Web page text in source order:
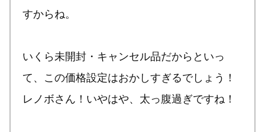
すからね。
いくら未開封・キャンセル品だからといっ
て、この価格設定はおかしすぎるでしょう！
レノボさん！いやはや、太っ腹過ぎですね！